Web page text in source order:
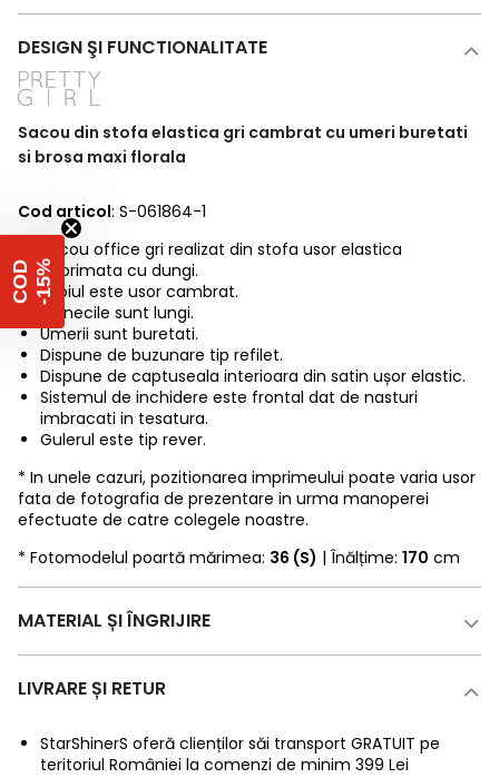
DESIGN ŞI FUNCTIONALITATE
Sacou din stofa elastica gri cambrat cu umeri buretati
si brosa maxi florala
Cod articol: S-061864-1
Sacou office gri realizat din stofa usor elastica
imprimata cu dungi.
Croiul este usor cambrat.
Manecile sunt lungi.
Umerii sunt buretati.
Dispune de buzunare tip refilet.
Dispune de captuseala interioara din satin ușor elastic.
Sistemul de inchidere este frontal dat de nasturi
imbracati in tesatura.
Gulerul este tip rever.
* In unele cazuri, pozitionarea imprimeului poate varia usor
fata de fotografia de prezentare in urma manoperei
efectuate de catre colegele noastre.
* Fotomodelul poartă mărimea: 36 (S) | Înălțime: 170 cm
MATERIAL ȘI ÎNGRIJIRE
LIVRARE ȘI RETUR
StarShinerS oferă clienților săi transport GRATUIT pe
teritoriul României la comenzi de minim 399 Lei
C
O
D
-
1
5 %